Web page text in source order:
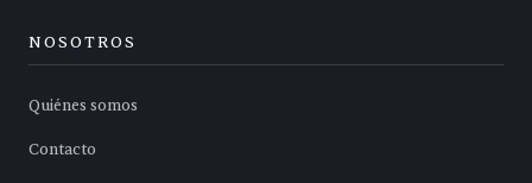
NOSOTROS
Quiénes somos
Contacto